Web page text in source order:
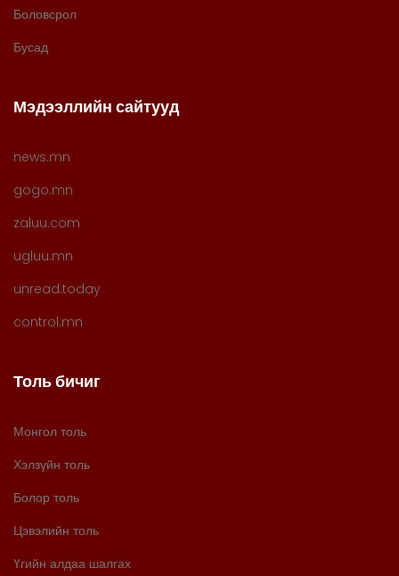
Боловсрол
Бусад
Мэдээллийн сайтууд
news.mn
gogo.mn
zaluu.com
ugluu.mn
unread.today
control.mn
Толь бичиг
Монгол толь
Хэлзүйн толь
Болор толь
Цэвэлийн толь
Үгийн алдаа шалгах